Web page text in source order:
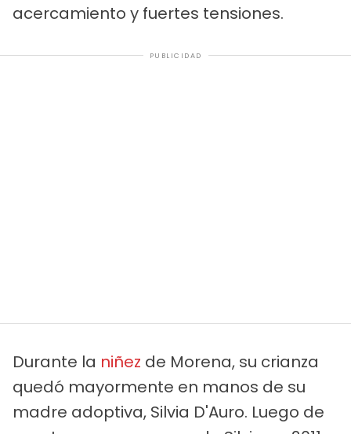
acercamiento y fuertes tensiones.
PUBLICIDAD
Durante la niñez de Morena, su crianza
quedó mayormente en manos de su
madre adoptiva, Silvia D'Auro. Luego de